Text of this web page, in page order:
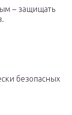
– защищать
безопасных